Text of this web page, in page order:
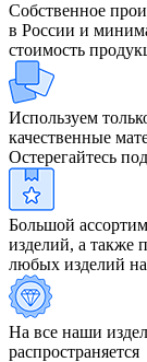
Собственное
в России и
стоимость
Используем
качественные
Остерегайтесь
Большой
изделий, а также
любых изделий на
На все наши
распространяется